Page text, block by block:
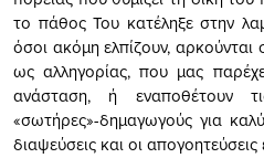
το πάθος Του κατέληξε στην
όσοι ακόμη ελπίζουν,
ως αλληγορίας, που μας
ανάσταση, ή εναποθέτουν
«σωτήρες»-δημαγωγούς για
διαψεύσεις και οι